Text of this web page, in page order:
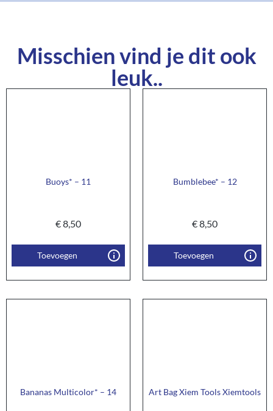
Misschien vind je dit ook
leuk..
Buoys* – 11
€8,50
Toevoegen
Bumblebee* – 12
€8,50
Toevoegen
Bananas Multicolor* – 14 Art Bag Xiem Tools Xiemtools